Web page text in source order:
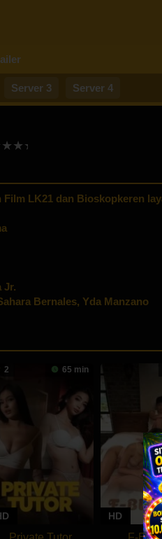
Server 3 Server 4
Film LK21 dan Bioskopkeren
Jr.
Bernales, Yda Manzano
2 65 min
HD